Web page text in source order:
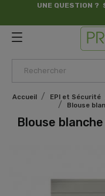
UNE QUESTION
Accueil EPI et Sécurité
Blouse
Blouse